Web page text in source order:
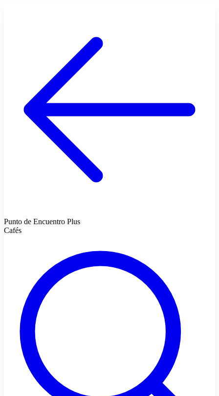
Punto de Encuentro Plus
Cafés